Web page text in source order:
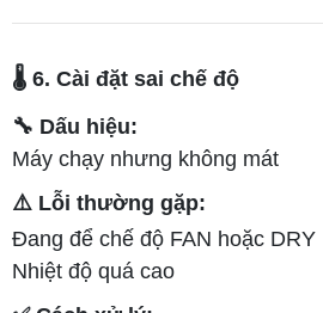
🌡️ 6. Cài đặt sai chế độ
🔧 Dấu hiệu:
Máy chạy nhưng không mát
⚠️ Lỗi thường gặp:
Đang để chế độ FAN hoặc DRY
Nhiệt độ quá cao